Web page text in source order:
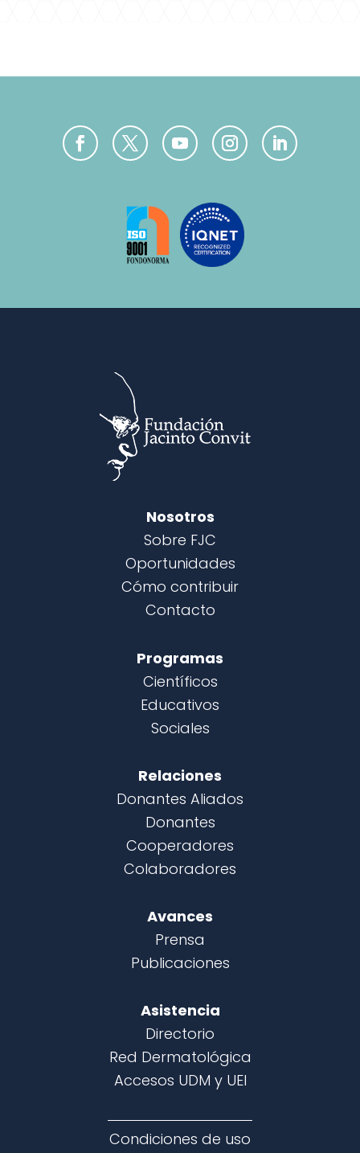
Nosotros
Sobre FJC
Oportunidades
Cómo contribuir
Contacto
Programas
Científicos
Educativos
Sociales
Relaciones
Donantes Aliados
Donantes
Cooperadores
Colaboradores
Avances
Prensa
Publicaciones
Asistencia
Directorio
Red Dermatológica
Accesos UDM y UEI
Condiciones de uso